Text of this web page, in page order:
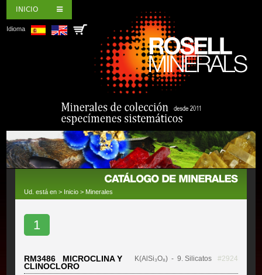
INICIO
Idioma
Ud. está en > Inicio > Minerales
1
RM3486 MICROCLINA Y
CLINOCLORO
K(AlSi₃O₈)- 9. Silicatos #2924